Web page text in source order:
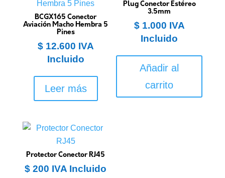
BCGX165 Conector
Aviación Macho Hembra 5
Pines
$12.600 IVA
Incluido
Leer más
Plug Conector Estéreo
3.5mm
$1.000 IVA
Incluido
Añadir al
carrito
Protector Conector RJ45
$ 200 IVA Incluido